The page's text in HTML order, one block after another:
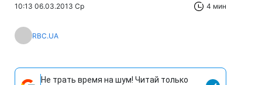
10:13 06.03.2013 Ср 4 мин
RBC.UA
Не трать время на шум! Читай только